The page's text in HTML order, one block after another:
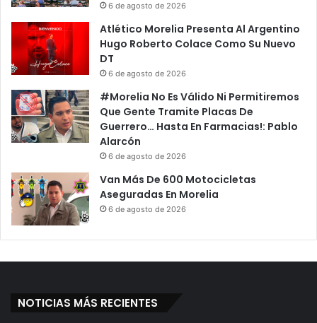
6 de agosto de 2026
Atlético Morelia Presenta Al Argentino
Hugo Roberto Colace Como Su Nuevo
DT
6 de agosto de 2026
#Morelia No Es Válido Ni Permitiremos
Que Gente Tramite Placas De
Guerrero… Hasta En Farmacias!: Pablo
Alarcón
6 de agosto de 2026
Van Más De 600 Motocicletas
Aseguradas En Morelia
6 de agosto de 2026
NOTICIAS MÁS RECIENTES